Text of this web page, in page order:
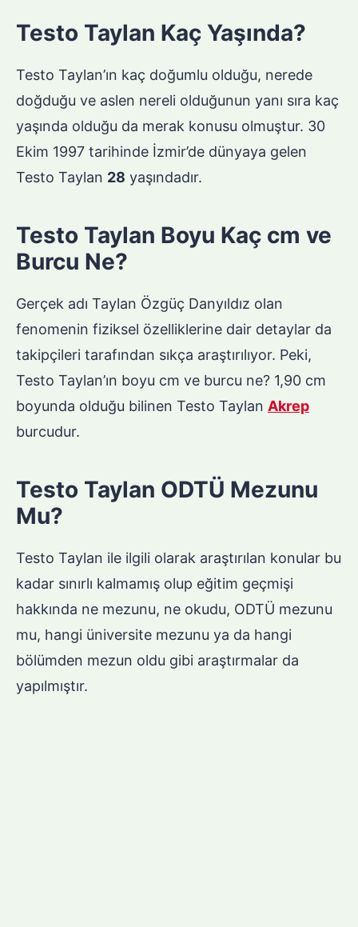
Testo Taylan Kaç Yaşında?
Testo Taylan’ın kaç doğumlu olduğu, nerede
doğduğu ve aslen nereli olduğunun yanı sıra kaç
yaşında olduğu da merak konusu olmuştur. 30
Ekim 1997 tarihinde İzmir’de dünyaya gelen
Testo Taylan 28 yaşındadır.
Testo Taylan Boyu Kaç cm ve
Burcu Ne?
Gerçek adı Taylan Özgüç Danyıldız olan
fenomenin fiziksel özelliklerine dair detaylar da
takipçileri tarafından sıkça araştırılıyor. Peki,
Testo Taylan’ın boyu cm ve burcu ne? 1,90 cm
boyunda olduğu bilinen Testo Taylan Akrep
burcudur.
Testo Taylan ODTÜ Mezunu
Mu?
Testo Taylan ile ilgili olarak araştırılan konular bu
kadar sınırlı kalmamış olup eğitim geçmişi
hakkında ne mezunu, ne okudu, ODTÜ mezunu
mu, hangi üniversite mezunu ya da hangi
bölümden mezun oldu gibi araştırmalar da
yapılmıştır.